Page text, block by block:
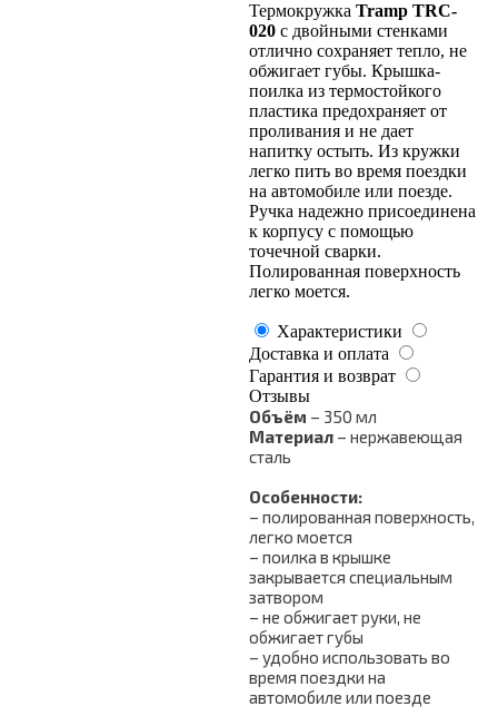
Термокружка Tramp TRC-
020 с двойными стенками
отлично сохраняет тепло, не
обжигает губы. Крышка-
поилка из термостойкого
пластика предохраняет от
проливания и не дает
напитку остыть. Из кружки
легко пить во время поездки
на автомобиле или поезде.
Ручка надежно присоединена
к корпусу с помощью
точечной сварки.
Полированная поверхность
легко моется.
Характеристики
Доставка и оплата
Гарантия и возврат
Отзывы
Объём – 350 мл
Материал – нержавеющая
сталь
Особенности:
– полированная поверхность,
легко моется
– поилка в крышке
закрывается специальным
затвором
– не обжигает руки, не
обжигает губы
– удобно использовать во
время поездки на
автомобиле или поезде